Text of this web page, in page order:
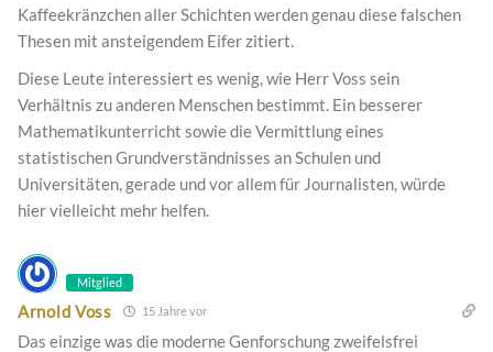
Kaffeekränzchen aller Schichten werden genau diese falschen
Thesen mit ansteigendem Eifer zitiert.
Diese Leute interessiert es wenig, wie Herr Voss sein
Verhältnis zu anderen Menschen bestimmt. Ein besserer
Mathematikunterricht sowie die Vermittlung eines
statistischen Grundverständnisses an Schulen und
Universitäten, gerade und vor allem für Journalisten, würde
hier vielleicht mehr helfen.
Mitglied
Arnold Voss 15 Jahre vor
Das einzige was die moderne Genforschung zweifelsfrei